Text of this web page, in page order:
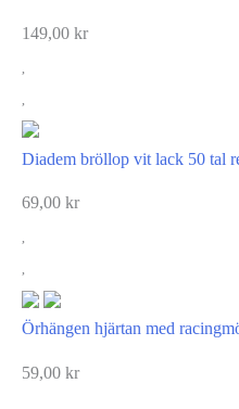
149,00 kr
Diadem bröllop vit lack 50 tal
69,00 kr
Örhängen hjärtan med
59,00 kr